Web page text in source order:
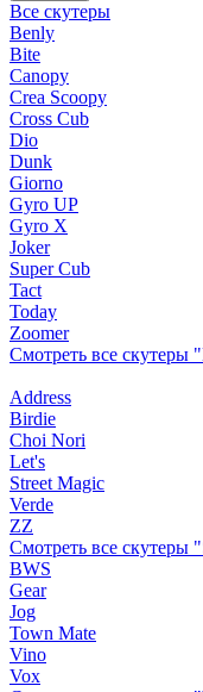
Все скутеры
Benly
Bite
Canopy
Crea Scoopy
Cross Cub
Dio
Dunk
Giorno
Gyro UP
Gyro X
Joker
Super Cub
Tact
Today
Zoomer
Смотреть все скутеры
Address
Birdie
Choi Nori
Let's
Street Magic
Verde
ZZ
Смотреть все скутеры
BWS
Gear
Jog
Town Mate
Vino
Vox